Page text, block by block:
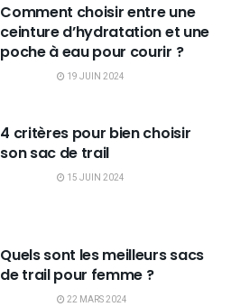
Comment choisir entre une
ceinture d’hydratation et une
poche à eau pour courir ?
19 JUIN 2024
4 critères pour bien choisir
son sac de trail
15 JUIN 2024
Quels sont les meilleurs sacs
de trail pour femme ?
22 MARS 2024